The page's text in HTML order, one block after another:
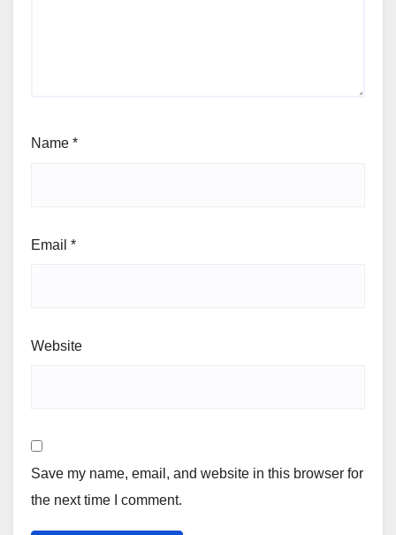
Name *
Email *
Website
Save my name, email, and website in this browser for
the next time I comment.